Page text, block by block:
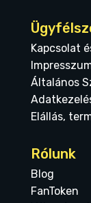
Kapcsolat
Általános
Elállás,
Rólunk
Blog
FanToken